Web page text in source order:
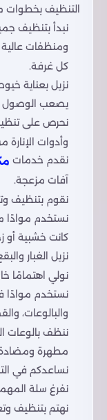
التنظيف بخطوات
نبدأ بتنظيف
ومنظفات عالية
كل غرفة.
نزيل بعناية
يصعب الوصول
نحرص على تنظيف
وأدوات الإنارة
نقدم خدمات
آفات مزعجة.
نقوم بتنظيف
نستخدم موادًا
كانت خشبية أو
نزيل الغبار
نولي اهتمامًا
نستخدم موادًا
والبالوعات،
ننظف بالوعات
مطهرة ومضادة
نساعدكم في
نفرغ سلة
نهتم بتنظيف